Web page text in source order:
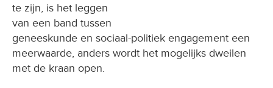
te zijn, is het leggen
van een band tussen
geneeskunde en sociaal-politiek engagement een
meerwaarde, anders wordt het mogelijks dweilen
met de kraan open.